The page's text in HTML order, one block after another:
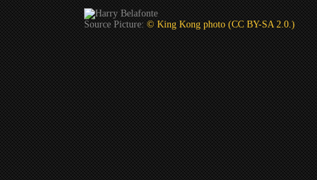
Source Picture:© King Kong photo (CC BY-SA 2.0.)